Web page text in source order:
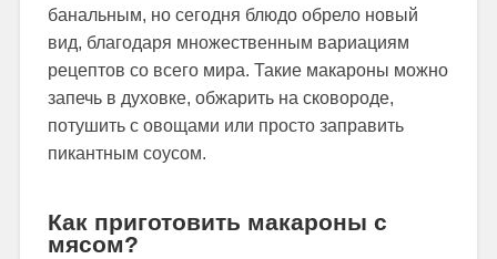
банальным, но сегодня блюдо обрело новый
вид, благодаря множественным вариациям
рецептов со всего мира. Такие макароны можно
запечь в духовке, обжарить на сковороде,
потушить с овощами или просто заправить
пикантным соусом.
Как приготовить макароны с
мясом?